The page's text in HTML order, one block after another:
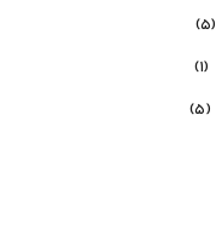
(5)
(1)
(5)